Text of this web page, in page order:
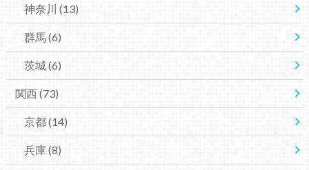
神奈川 (13)
群馬(6)
茨城(6)
関西(73)
京都(14)
兵庫(8)